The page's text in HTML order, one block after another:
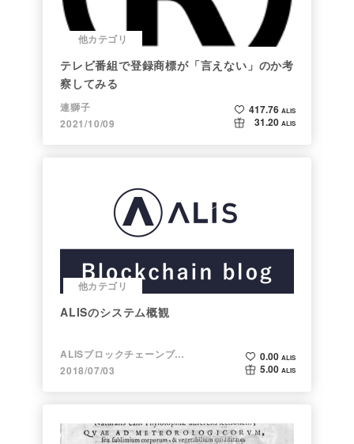
他カテゴリ
テレビ番組で登録商標が「言えない」のか考
察してみる
連獅子
2021/10/09
417.76 ALIS
31.20 ALIS
他カテゴリ
ALISのシステム概観
ALISブロックチェーンブログ
2018/07/03
0.00 ALIS
5.00 ALIS